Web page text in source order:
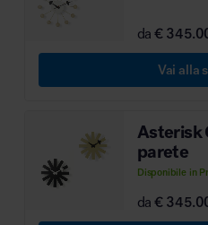
da€
Vai alla
Asterisk
parete
Disponibile in
da€